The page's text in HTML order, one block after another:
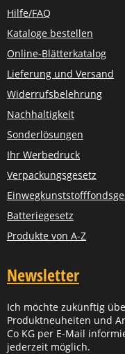
Hilfe/FAQ
Kataloge bestellen
Online-Blätterkatalog
Lieferung und Versand
Widerrufsbelehrung
Nachhaltigkeit
Sonderlösungen
Ihr Werbedruck
Verpackungsgesetz
Batteriegesetz
Produkte von A-Z
Newsletter
Ich möchte zukünftig
Produktneuheiten und
Co KG per E-Mail
jederzeit möglich.